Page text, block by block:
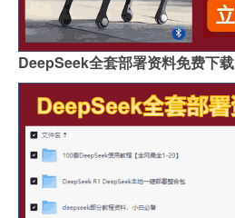
DeepSeek全套部署资料免费下载